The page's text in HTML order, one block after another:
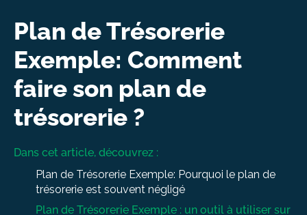
Plan de Trésorerie
Exemple: Comment
faire son plan de
trésorerie ?
Dans cet article, découvrez :
Plan de Trésorerie Exemple: Pourquoi le plan de
trésorerie est souvent négligé
Plan de Trésorerie Exemple : un outil à utiliser sur